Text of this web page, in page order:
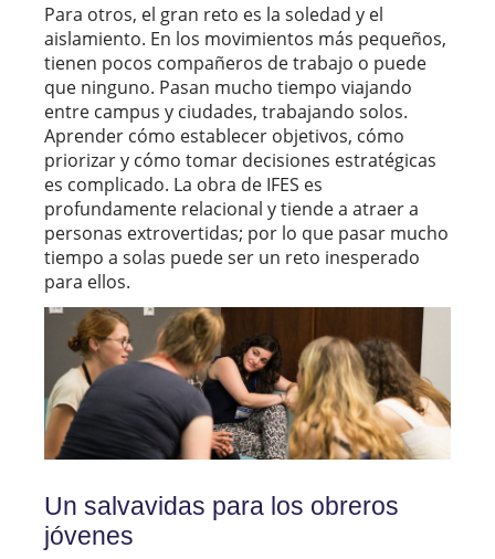
Para otros, el gran reto es la soledad y el
aislamiento. En los movimientos más pequeños,
tienen pocos compañeros de trabajo o puede
que ninguno. Pasan mucho tiempo viajando
entre campus y ciudades, trabajando solos.
Aprender cómo establecer objetivos, cómo
priorizar y cómo tomar decisiones estratégicas
es complicado. La obra de IFES es
profundamente relacional y tiende a atraer a
personas extrovertidas; por lo que pasar mucho
tiempo a solas puede ser un reto inesperado
para ellos.
Un salvavidas para los obreros
jóvenes